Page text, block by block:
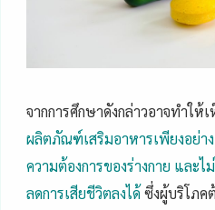
จากการศึกษาดังกล่าวอาจทำให้
ผลิตภัณฑ์เสริมอาหารเพียงอย่า
ความต้องการของร่างกาย และ
ลดการเสียชีวิตลงได้ ซึ่งผู้บริโภค